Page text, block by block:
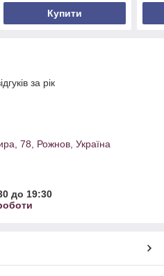
Купити
за рік
78, Рожнов, Україна
до 19:30